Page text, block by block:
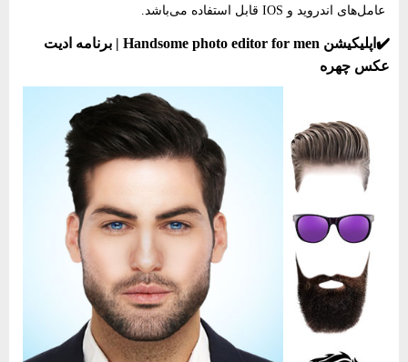
عامل‌های اندروید و IOS قابل استفاده می‌باشد.
✔️اپلیکیشن Handsome photo editor for men | برنامه ادیت
عکس چهره